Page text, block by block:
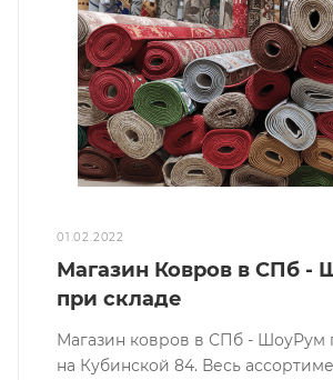
01.02.2022
Магазин Ковров в СПб -
при складе
Магазин ковров в СПб - ШоуРум
на Кубинской 84. Весь